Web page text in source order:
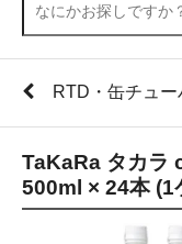
RTD・缶チュ
TaKaRa タカラ
500ml × 24本 (1